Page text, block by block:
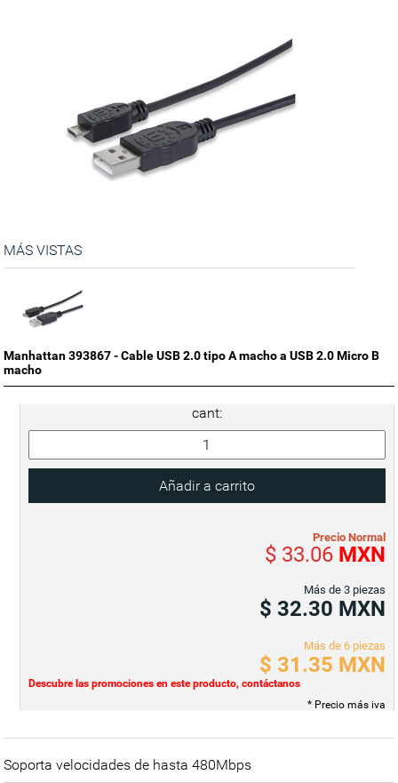
MÁS VISTAS
Manhattan 393867 - Cable USB 2.0 tipo A macho a USB 2.0 Micro B
macho
cant:
Precio Normal
$ 33.06 MXN
Más de 3 piezas
$ 32.30 MXN
Más de 6 piezas
$ 31.35 MXN
Descubre las promociones en este producto, contáctanos
* Precio más iva
Soporta velocidades de hasta 480Mbps